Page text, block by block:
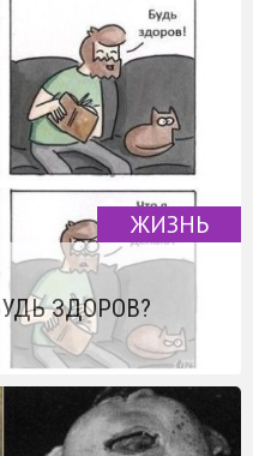
ЖИЗНЬ
ЗДОРОВ?